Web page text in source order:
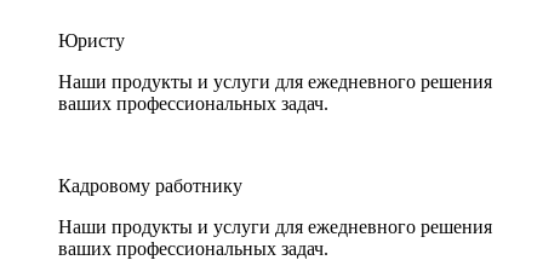
Юристу
Наши продукты и услуги для ежедневного решения
ваших профессиональных задач.
Кадровому работнику
Наши продукты и услуги для ежедневного решения
ваших профессиональных задач.